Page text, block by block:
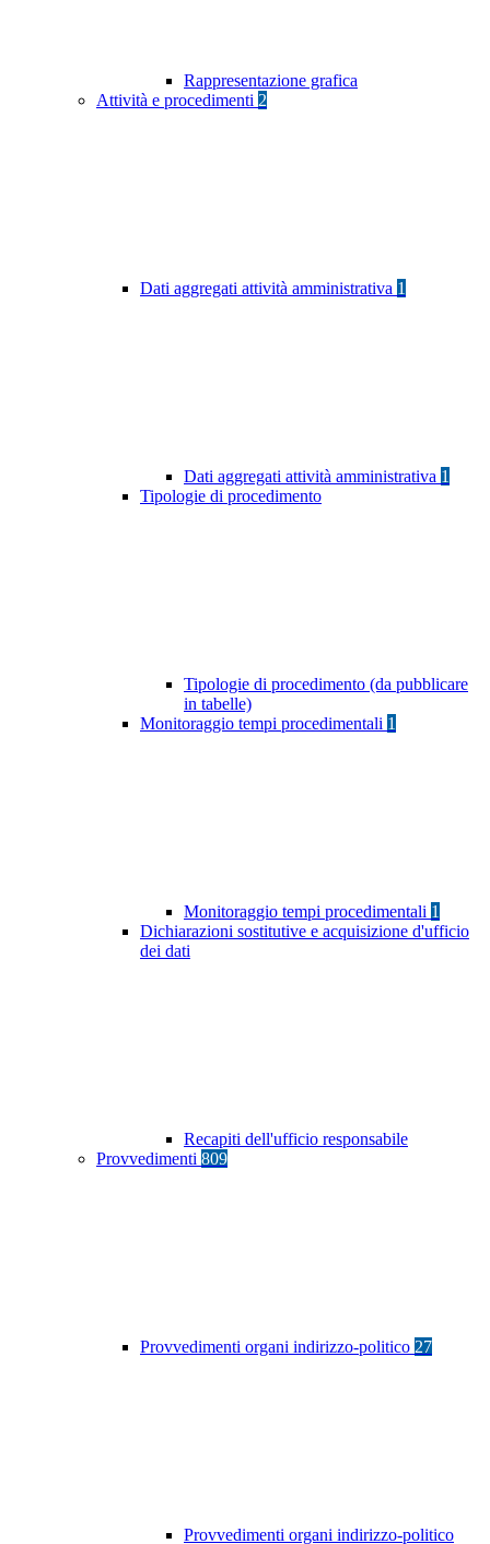
Rappresentazione grafica
Attività e procedimenti 2
Dati aggregati attività amministrativa 1
Dati aggregati attività amministrativa 1
Tipologie di procedimento
Tipologie di procedimento (da pubblicare
in tabelle)
Monitoraggio tempi procedimentali 1
Monitoraggio tempi procedimentali 1
Dichiarazioni sostitutive e acquisizione d'ufficio
dei dati
Recapiti dell'ufficio responsabile
Provvedimenti 809
Provvedimenti organi indirizzo-politico 27
Provvedimenti organi indirizzo-politico